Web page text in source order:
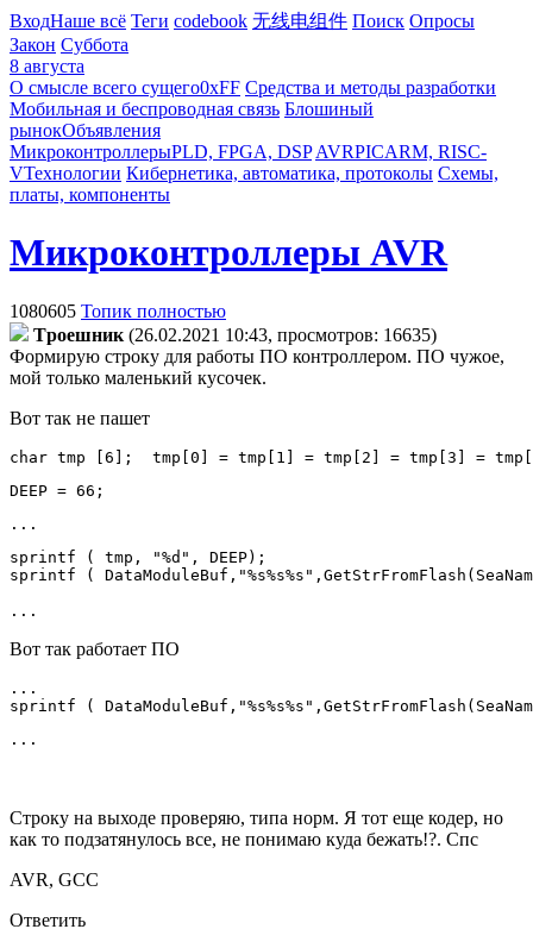
ВходНаше всё Теги codebook 无线电组件 Поиск Опросы
Закон Суббота
8 августа
О смысле всего сущего0xFF Средства и методы разработки
Мобильная и беспроводная связь Блошиный
рынокОбъявления
МикроконтроллерыPLD, FPGA, DSP AVRPICARM, RISC-
VТехнологии Кибернетика, автоматика, протоколы Схемы,
платы, компоненты
Микроконтроллеры AVR
1080605 Топик полностью
Tpoeшник (26.02.2021 10:43, просмотров: 16635)
Формирую строку для работы ПО контроллером. ПО чужое,
мой только маленький кусочек.
Вот так не пашет
char tmp [6];  tmp[0] = tmp[1] = tmp[2] = tmp[3] =
DEEP = 66;
...
sprintf ( tmp, "%d", DEEP);
sprintf (
...
Вот так работает ПО
...
sprintf (
...
Строку на выходе проверяю, типа норм. Я тот еще кодер, но
как то подзатянулось все, не понимаю куда бежать!?. Спс
AVR, GCC
Ответить